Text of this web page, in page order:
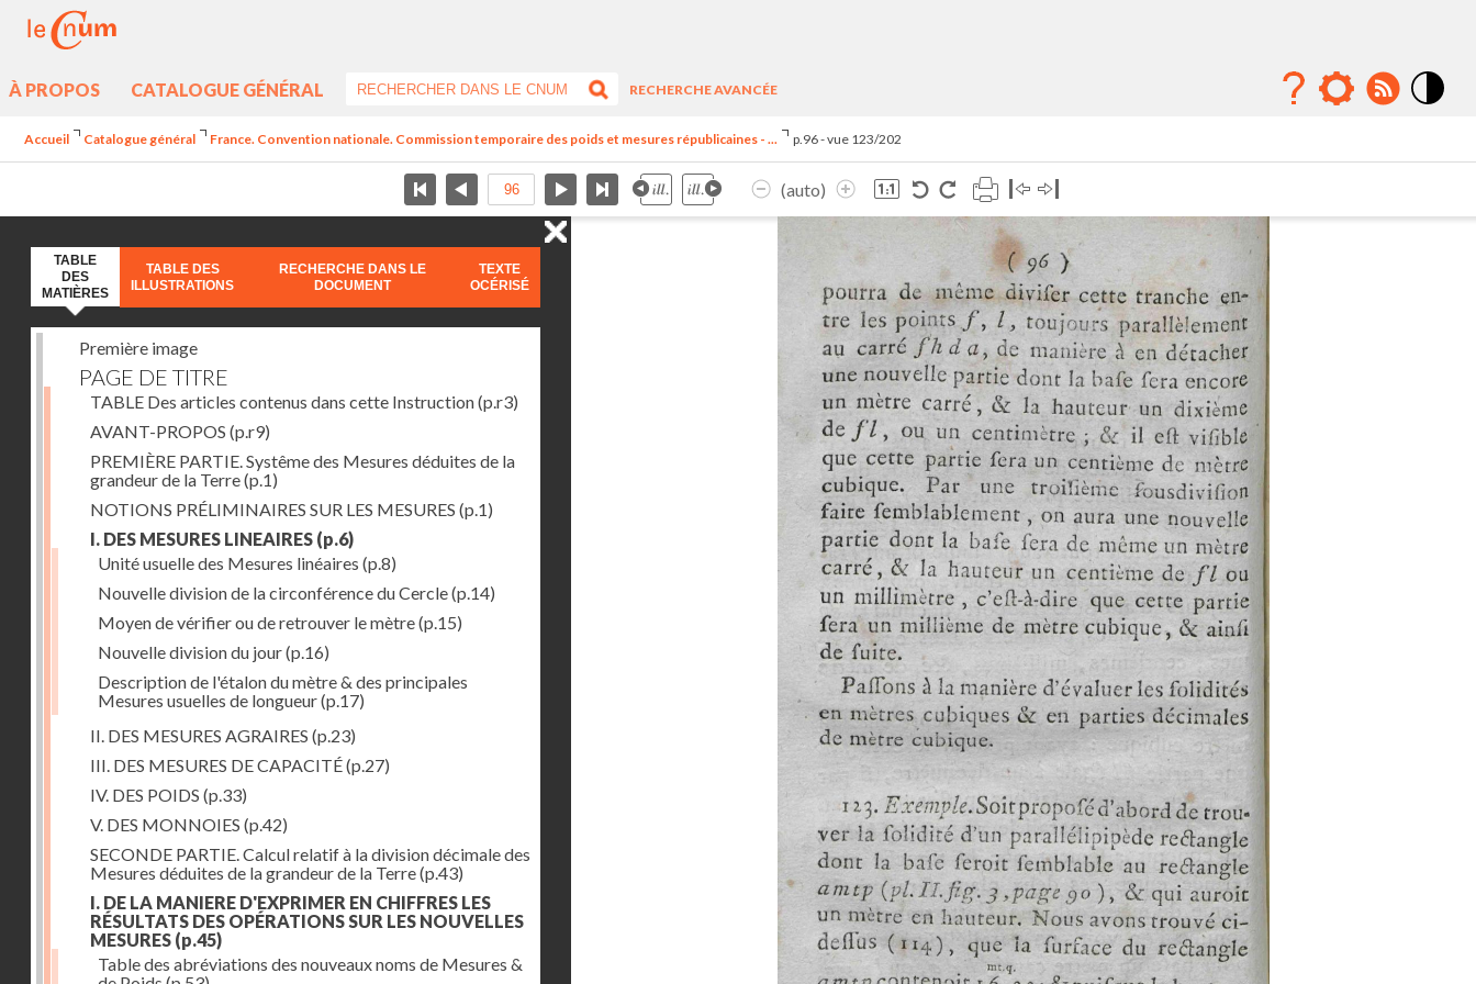
À PROPOS CATALOGUE GÉNÉRAL
RECHERCHE AVANCÉE
Accueil Catalogue général France. Convention nationale. Commission temporaire des poids et mesures républicaines - ... p.96 - vue 123/202
(auto)
TABLE
DES
MATIÈRES
TABLE DES
ILLUSTRATIONS
RECHERCHE DANS LE
DOCUMENT
TEXTE
OCÉRISÉ
Première image
PAGE DE TITRE
TABLE Des articles contenus dans cette Instruction(p.r3)
AVANT-PROPOS (p.r9)
PREMIÈRE PARTIE. Systême des Mesures déduites de la
grandeur de la Terre(p.1)
NOTIONS PRÉLIMINAIRES SUR LES MESURES (p.1)
I. DES MESURES LINEAIRES (p.6)
Unité usuelle des Mesures linéaires (p.8)
Nouvelle division de la circonférence du Cercle(p.14)
Moyen de vérifier ou de retrouver le mètre(p.15)
Nouvelle division du jour(p.16)
Description de l'étalon du mètre & des principales
Mesures usuelles de longueur(p.17)
II. DES MESURES AGRAIRES (p.23)
III. DES MESURES DE CAPACITÉ(p.27)
IV. DES POIDS (p.33)
V. DES MONNOIES (p.42)
SECONDE PARTIE. Calcul relatif à la division décimale des
Mesures déduites de la grandeur de la Terre(p.43)
I. DE LA MANIERE D'EXPRIMER EN CHIFFRES LES
RÉSULTATS DES OPÉRATIONS SUR LES NOUVELLES
MESURES (p.45)
Table des abréviations des nouveaux noms de Mesures &